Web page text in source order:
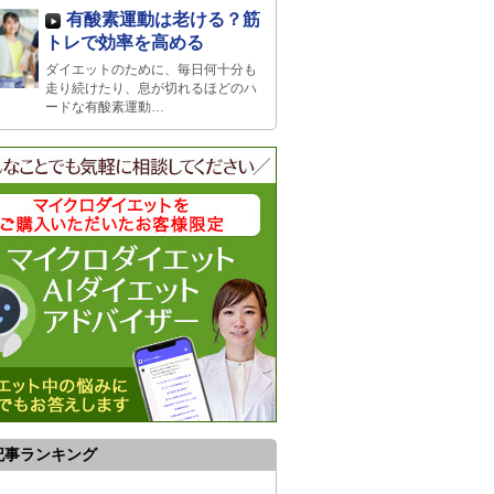
有酸素運動は老ける？筋
トレで効率を高める
ダイエットのために、毎日何十分も
走り続けたり、息が切れるほどのハ
ードな有酸素運動…
事ランキング